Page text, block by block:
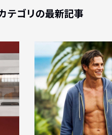
テゴリの最新記事